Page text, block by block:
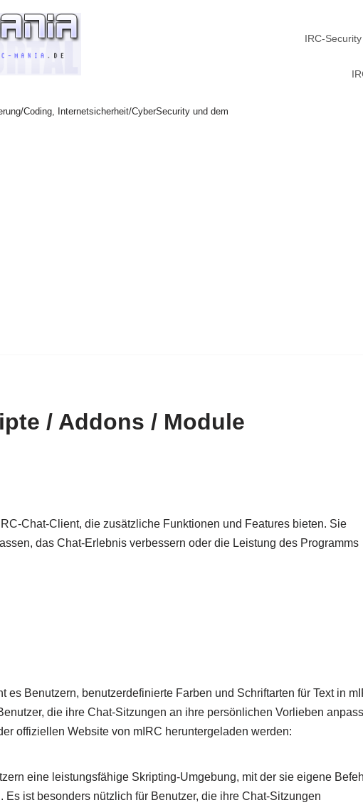
Coding, Internetsicherheit/CyberSecurity und dem
IRC-Security
/ Addons / Module
Chat-Client, die zusätzliche Funktionen und Features bieten. Sie
das Chat-Erlebnis verbessern oder die Leistung des Programms
es Benutzern, benutzerdefinierte Farben und Schriftarten für Text in
die ihre Chat-Sitzungen an ihre persönlichen Vorlieben
offiziellen Website von mIRC heruntergeladen werden:
eine leistungsfähige Skripting-Umgebung, mit der sie eigene
ist besonders nützlich für Benutzer, die ihre Chat-Sitzungen